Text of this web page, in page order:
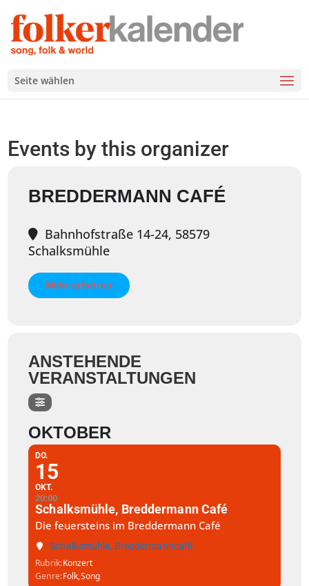
Seite wählen
Events by this organizer
BREDDERMANN CAFÉ
Bahnhofstraße 14-24, 58579
Schalksmühle
Mehr erfahren
ANSTEHENDE
VERANSTALTUNGEN
OKTOBER
DO.
15
OKT.
20:00
Schalksmühle, Breddermann Café
Die feuersteins im Breddermann Café
Schalksmühle, Breddermanncafé
Rubrik Konzert
Genre Folk,Song